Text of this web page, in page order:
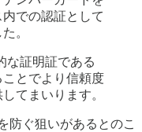
での認証として
。
な証明証である
とでより信頼度
てまいります。
防ぐ狙いがあるとのこ